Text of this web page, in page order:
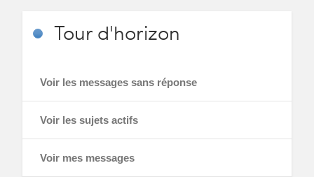
Tourd'horizon
Voir les messages sans réponse
Voir les sujets actifs
Voir mes messages